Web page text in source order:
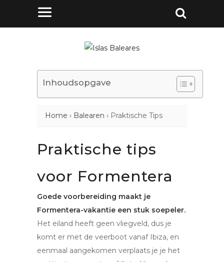
Inhoudsopgave
Home › Balearen › Praktische Tips
Praktische tips
voor Formentera
Goede voorbereiding maakt je
Formentera-vakantie een stuk soepeler.
Het eiland heeft geen vliegveld, dus je
komt er met de veerboot vanaf Ibiza, en
eenmaal aangekomen verplaats je je het